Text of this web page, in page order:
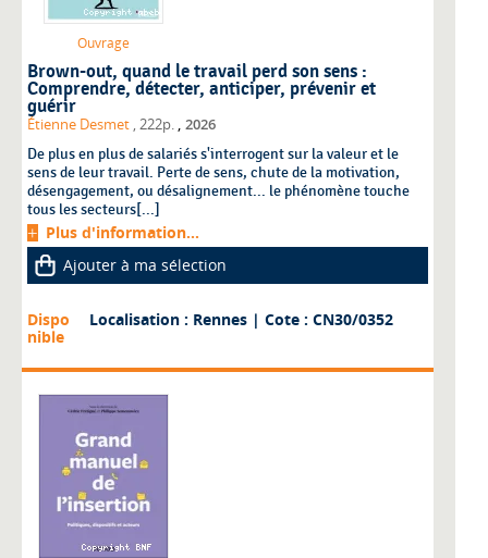
Ouvrage
Brown-out, quand le travail perd son sens :
Comprendre, détecter, anticiper, prévenir et
guérir
Étienne Desmet , 222p. 2026
De plus en plus de salariés s'interrogent sur la valeur et le
sens de leur travail. Perte de sens, chute de la motivation,
désengagement, ou désalignement... le phénomène touche
tous les secteurs[...]
Plus d'information...
Ajouter à ma sélection
Dispo
nible
Localisation : Rennes | Cote : CN30/0352